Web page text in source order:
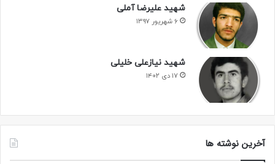
شهید علیرضا آملی
۶ شهریور ۱۳۹۷
شهید نیازعلی خلیلی
۱۷ دی ۱۴۰۲
آخرین نوشته ها